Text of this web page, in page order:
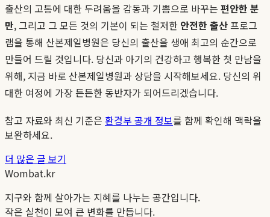
출산의 고통에 대한 두려움을 감동과 기쁨으로 바꾸는 편안한 분
만, 그리고 그 모든 것의 기본이 되는 철저한 안전한 출산프로그
램을 통해 산본제일병원은 당신의 출산을 생애 최고의 순간으로
만들어 드릴 것입니다. 당신과 아기의 건강하고 행복한 첫 만남을
위해, 지금 바로 산본제일병원과 상담을 시작해보세요. 당신의 위
대한 여정에 가장 든든한 동반자가 되어드리겠습니다.
참고 자료와 최신 기준은 환경부 공개 정보를 함께 확인해 맥락을
보완하세요.
더 많은 글 보기
Wombat.kr
지구와 함께 살아가는 지혜를 나누는 공간입니다.
작은 실천이 모여 큰 변화를 만듭니다.